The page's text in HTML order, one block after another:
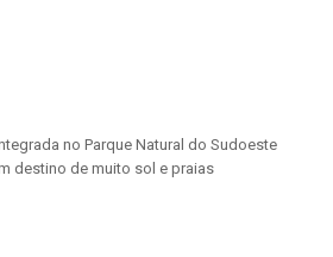
no Parque Natural do Sudoeste
destino de muito sol e praias